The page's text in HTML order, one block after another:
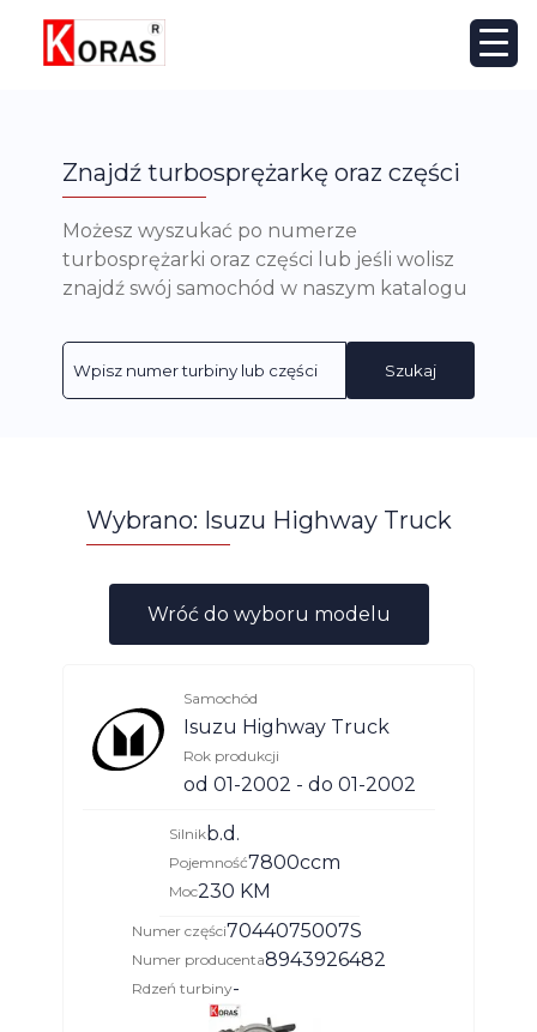
Znajdź turbosprężarkę oraz części
Możesz wyszukać po numerze
turbosprężarki oraz części lub jeśli wolisz
znajdź swój samochód w naszym katalogu
Szukaj
Wybrano: Isuzu Highway Truck
Wróć do wyboru modelu
Samochód
Isuzu Highway Truck
Rok produkcji
od 01-2002 - do 01-2002
Silnikb.d.
Pojemność7800ccm
Moc230 KM
Numer części7044075007S
Numer producenta8943926482
Rdzeń turbiny-